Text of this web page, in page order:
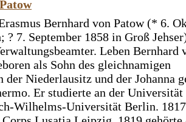
Bernhard von Patow (* 6.
? 7. September 1858 in Groß
Leben Bernhard
als Sohn des gleichnamigen
der Niederlausitz und der Johanna
Er studierte an der
Wilhelms-Universität Berlin.